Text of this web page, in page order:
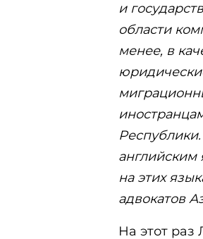
и
области
менее, в
английским
на этих
адвокатов
На этот раз